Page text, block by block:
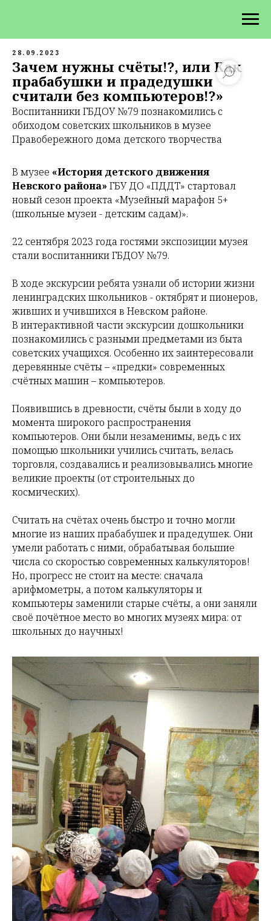
28.09.2023
Зачем нужны счёты!?, или Как
прабабушки и прадедушки
считали без компьютеров!?»
Воспитанники ГБДОУ №79 познакомились с
обиходом советских школьников в музее
Правобережного дома детского творчества
В музее «История детского движения
Невского района» ГБУ ДО «ПДДТ» стартовал
новый сезон проекта «Музейный марафон 5+
(школьные музеи - детским садам)».
22 сентября 2023 года гостями экспозиции музея
стали воспитанники ГБДОУ №79.
В ходе экскурсии ребята узнали об истории жизни
ленинградских школьников - октябрят и пионеров,
живших и учившихся в Невском районе.
В интерактивной части экскурсии дошкольники
познакомились с разными предметами из быта
советских учащихся. Особенно их заинтересовали
деревянные счёты – «предки» современных
счётных машин – компьютеров.
Появившись в древности, счёты были в ходу до
момента широкого распространения
компьютеров. Они были незаменимы, ведь с их
помощью школьники учились считать, велась
торговля, создавались и реализовывались многие
великие проекты (от строительных до
космических).
Считать на счётах очень быстро и точно могли
многие из наших прабабушек и прадедушек. Они
умели работать с ними, обрабатывая большие
числа со скоростью современных калькуляторов!
Но, прогресс не стоит на месте: сначала
арифмометры, а потом калькуляторы и
компьютеры заменили старые счёты, а они заняли
своё почётное место во многих музеях мира: от
школьных до научных!